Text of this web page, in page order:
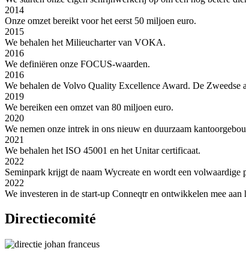
2014
Onze omzet bereikt voor het eerst 50 miljoen euro.
2015
We behalen het Milieucharter van VOKA.
2016
We definiëren onze FOCUS-waarden.
2016
We behalen de Volvo Quality Excellence Award. De
2019
We bereiken een omzet van 80 miljoen euro.
2020
We nemen onze intrek in ons nieuw en duurzaam
2021
We behalen het ISO 45001 en het Unitar certificaat.
2022
Seminpark krijgt de naam Wycreate en wordt een
2022
We investeren in de start-up Conneqtr en ontwikkelen mee
Directiecomité